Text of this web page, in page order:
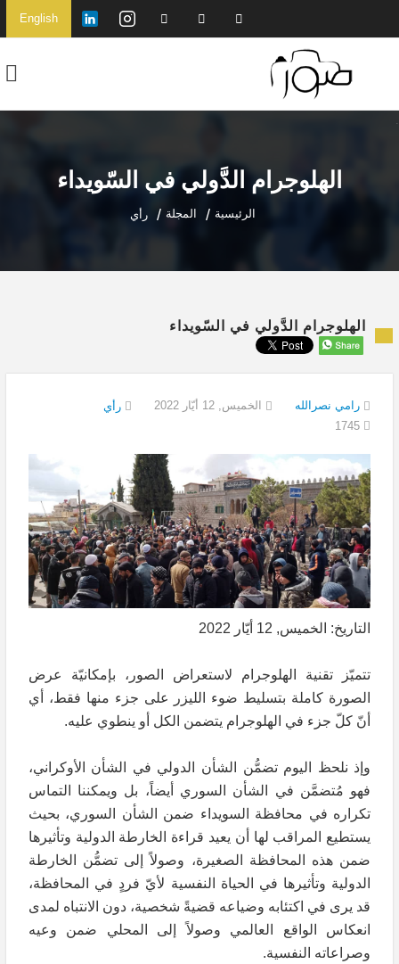
English
الهلوجرام الدَّولي في السّويداء
الرئيسية المجلة رأي
الهلوجرام الدَّولي في السّويداء
رامي نصرالله الخميس, 12 أيّار 2022
رأي
التاريخ: الخميس, 12 أيّار 2022
تتميّز تقنية الهلوجرام لاستعراض الصور، بإمكانيّة عرض
الصورة كاملة بتسليط ضوء الليزر على جزء منها فقط، أي
أنّ كلّ جزء في الهلوجرام يتضمن الكل أو ينطوي عليه.
وإذ نلحظ اليوم تضمُّن الشأن الدولي في الشأن الأوكراني،
فهو مُتضمَّن في الشأن السوري أيضاً، بل ويمكننا التماس
تكراره في محافظة السويداء ضمن الشأن السوري، بحيث
يستطيع المراقب لها أن يعيد قراءة الخارطة الدولية وتأثيرها
ضمن هذه المحافظة الصغيرة، وصولاً إلى تضمُّن الخارطة
الدولية وتأثيرها في الحياة النفسية لأيّ فردٍ في المحافظة،
قد يرى في اكتئابه وضياعه قضيةً شخصية، دون الانتباه لمدى
انعكاس الواقع العالمي وصولاً إلى المحلي ضمن وعيه
وصراعاته النفسية.